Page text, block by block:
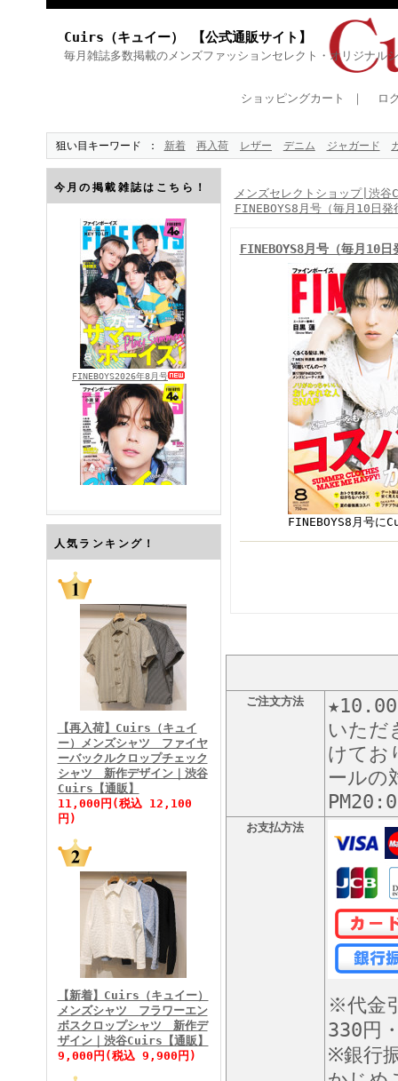
Cuirs（キュイー） 【公式通販サイト】
毎月雑誌多数掲載のメンズファッションセレクト・オリジナル
ショッピングカート ｜ ロ
狙い目キーワード 新着 再入荷 レザー デニム ジャガード
今月の掲載雑誌はこちら！
FINEBOYS2026年8月号
FINEBOYS2026年7月号
FINEBOYS2026年6月号
FINEBOYS2026年5月号
FINEBOYS2026年4月号
人気ランキング！
【再入荷】Cuirs（キュイ
ー）メンズシャツ ファイヤ
ーバックルクロップチェック
シャツ 新作デザイン｜渋谷
Cuirs【通販】
11,000円(税込 12,100
円)
【新着】Cuirs（キュイー）
メンズシャツ フラワーエン
ボスクロップシャツ 新作デ
ザイン｜渋谷Cuirs【通販】
9,000円(税込 9,900円)
メンズセレクトショップ|渋
FINEBOYS8月号（毎月10日発
FINEBOYS8月号（毎月10日
FINEBOYS8月号に
ご注文方法
いただ
けてお
ールの
お支払方法
※代金
330円
※銀行